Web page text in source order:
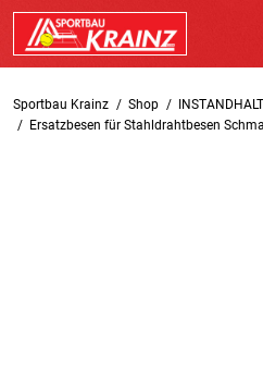
Sportbau Krainz Shop
Ersatzbesen für Stahldrahtbesen Schmal